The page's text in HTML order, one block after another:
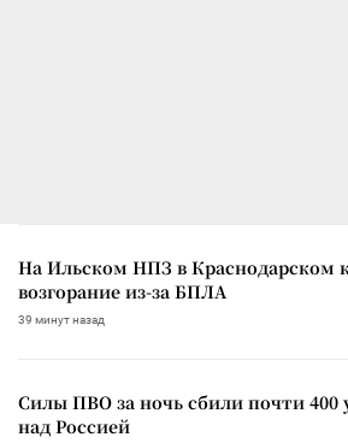
На Ильском НПЗ в Краснодарском
возгорание из-за БПЛА
39 минут назад
Силы ПВО за ночь сбили почти 400
над Россией